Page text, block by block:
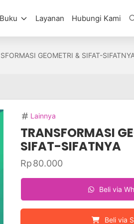
Layanan Hubungi Kami
GEOMETRI & SIFAT-
Lainnya
TRANSFORMASI
SIFAT-SIFATNYA
Rp80.000
Beli via
Beli via